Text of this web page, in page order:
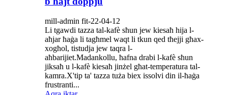
mill-admin fit-22-04-12
Li tgawdi tazza tal-kafè sħun jew kiesaħ hija l-
aħjar ħaġa li tagħmel waqt li tkun qed tħejji għax-
xogħol, tistudja jew taqra l-
aħbarijiet.Madankollu, ħafna drabi l-kafè sħun
jiksaħ u l-kafè kiesaħ jinżel għat-temperatura tal-
kamra.X'tip ta' tazza tuża biex issolvi din il-ħaġa
frustranti...